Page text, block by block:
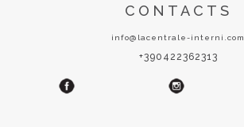
CONTACTS
info@lacentrale-interni.com
+390422362313